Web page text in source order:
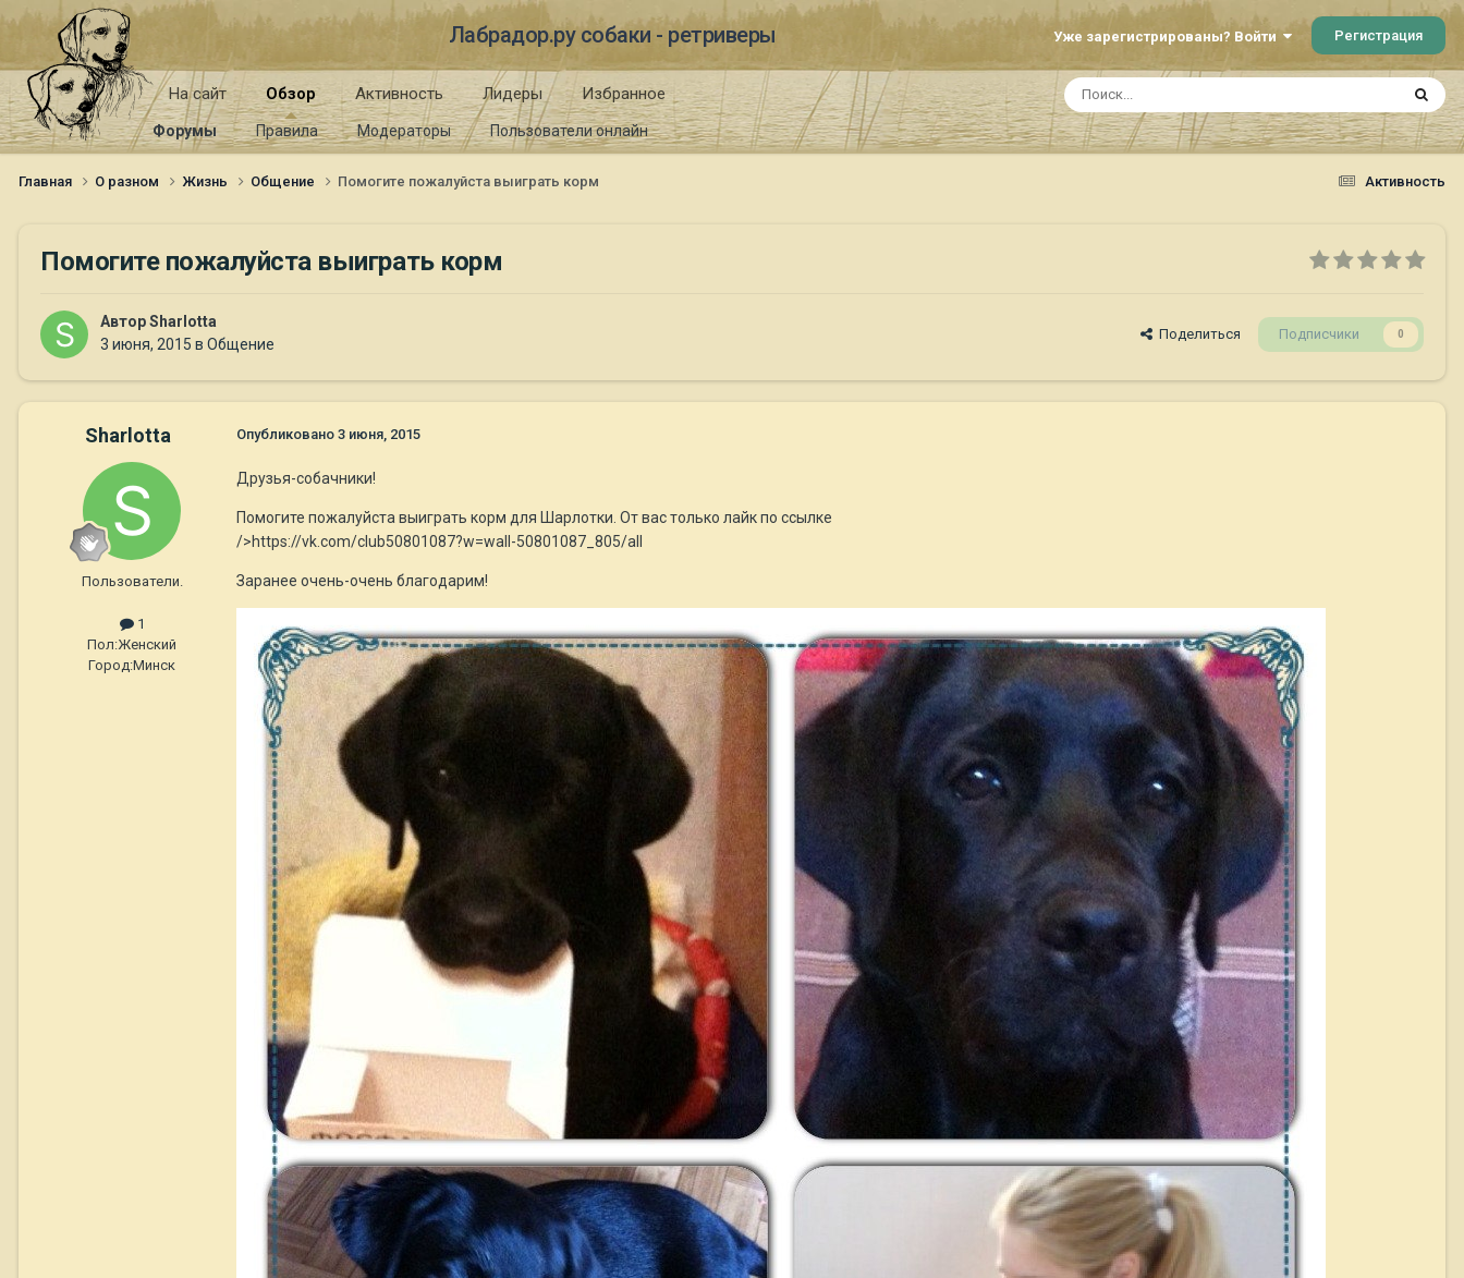
Лабрадор.ру собаки - ретриверы Уже зарегистрированы? Войти Регистрация
На сайт Обзор
Форумы Правила Модераторы Пользователи онлайн
Активность Лидеры Избранное
Активность
Главная О разном Жизнь Общение Помогите пожалуйста выиграть корм
Помогите пожалуйста выиграть корм
АвторSharlotta
3 июня, 2015 в Общение
Поделиться Подписчики 0
Sharlotta
Пользователи.
1
Пол:Женский
Город:Минск
Опубликовано 3 июня, 2015
Друзья-собачники!
Помогите пожалуйста выиграть корм для Шарлотки. От вас только лайк по ссылке
/>https://vk.com/club50801087?w=wall-50801087_805/all
Заранее очень-очень благодарим!